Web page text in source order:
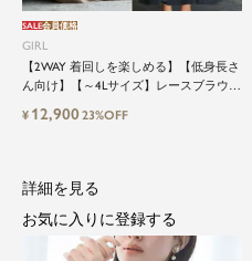
GIRL
【2WAY 着回しを楽しめる】【低身長さ
ん向け】【～4Lサイズ】レースブラウス
ング結婚式ワンピース
SALE会員価格
¥ 12,90023%OFF
詳細を見る
お気に入りに登録する